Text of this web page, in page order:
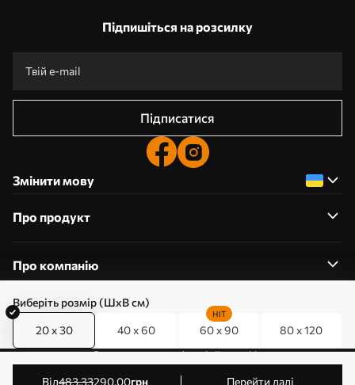
Виберіть розмір (ШхВ см)
20 x 30 40 x 60 60 x 90
HIT
80 x 120
від483.33290.00грн Перейти далі
Підпишіться на розсилку
Підписатися
Змінити мову
Про продукт
Про компанію
0800357223
Редагування дозволів на файли cookie
© 2011-2026 Art-holst. Усі права захищені. Власник: